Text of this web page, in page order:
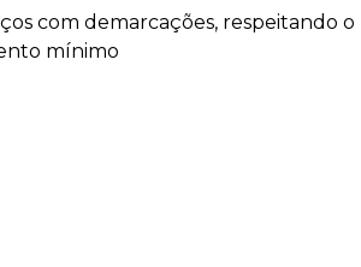
com demarcações, respeitando o
mínimo